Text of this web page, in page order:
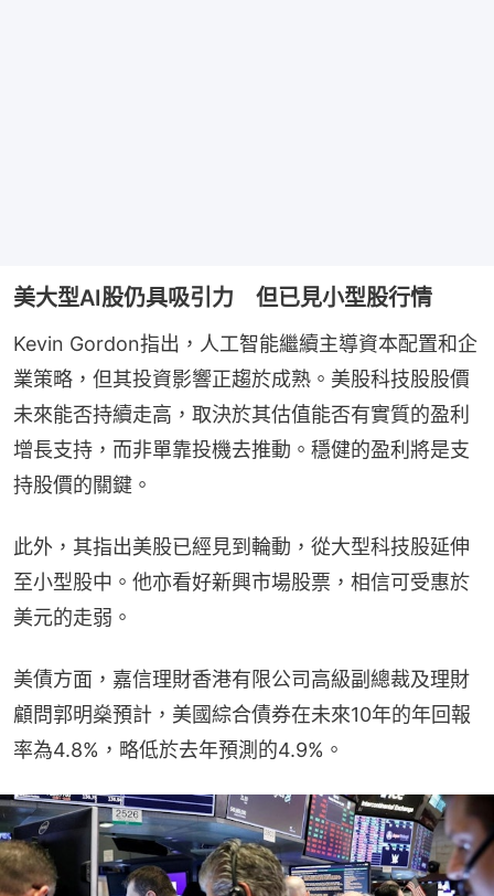
美大型AI股仍具吸引力 但已見小型股行情
Kevin Gordon指出，人工智能繼續主導資本配置和企
業策略，但其投資影響正趨於成熟。美股科技股股價
未來能否持續走高，取決於其估值能否有實質的盈利
增長支持，而非單靠投機去推動。穩健的盈利將是支
持股價的關鍵。
此外，其指出美股已經見到輪動，從大型科技股延伸
至小型股中。他亦看好新興市場股票，相信可受惠於
美元的走弱。
美債方面，嘉信理財香港有限公司高級副總裁及理財
顧問郭明燊預計，美國綜合債券在未來10年的年回報
率為4.8%，略低於去年預測的4.9%。